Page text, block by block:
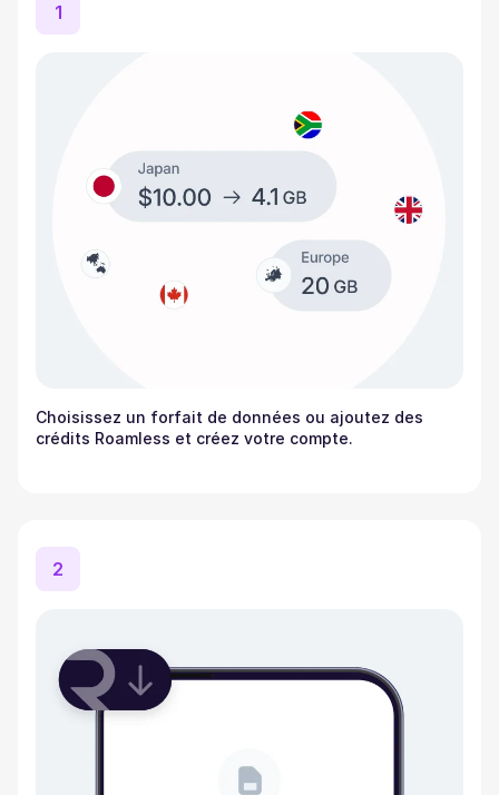
1
Choisissez un forfait de données ou ajoutez des
crédits Roamless et créez votre compte.
2